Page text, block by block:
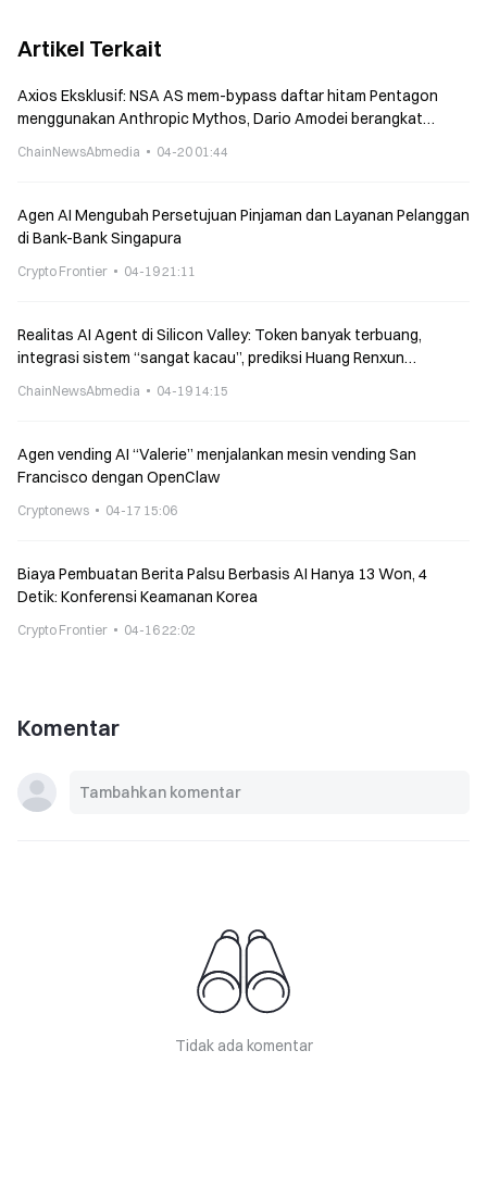
Artikel Terkait
Axios Eksklusif: NSA AS mem-bypass daftar hitam Pentagon
menggunakan Anthropic Mythos, Dario Amodei berangkat
ChainNewsAbmedia 04-20 01:44
Agen AI Mengubah Persetujuan Pinjaman dan Layanan Pelanggan
di Bank-Bank Singapura
Crypto Frontier 04-19 21:11
Realitas AI Agent di Silicon Valley: Token banyak terbuang,
integrasi sistem “sangat kacau”, prediksi Huang Renxun
ChainNewsAbmedia 04-19 14:15
Agen vending AI “Valerie” menjalankan mesin vending San
Francisco dengan OpenClaw
Cryptonews 04-17 15:06
Biaya Pembuatan Berita Palsu Berbasis AI Hanya 13 Won, 4
Detik: Konferensi Keamanan Korea
Crypto Frontier 04-16 22:02
Komentar
Tidak ada komentar